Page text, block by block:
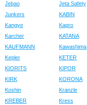
Jebao
Jeta Safety
Junkers
KABIN
Kangye
Kapro
Karcher
KATANA
KAUFMANN
Kawashima
Kepler
KETER
KIORITS
KIPOR
KIRK
KORONA
Koshin
Kranzle
KREBER
Kress